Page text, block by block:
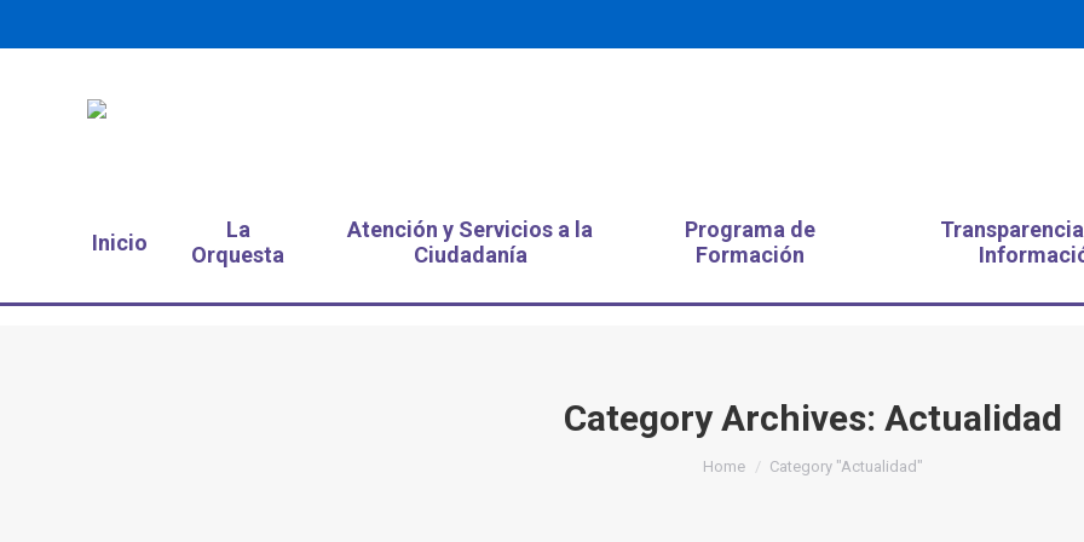
Inicio
La
Orquesta
Atención y Servicios a la
Ciudadanía
Programa de
Formación
Category Archives: Actualidad
You are here:
Home Category "Actualidad"